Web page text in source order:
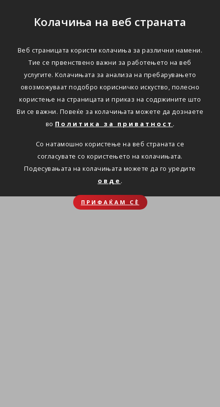
Колачиња на веб страната
Веб страницата користи колачиња за различни намени.
Тие се првенствено важни за работењето на веб
услугите. Колачињата за анализа на пребарувањето
овозможуваат подобро корисничко искуство, полесно
користење на страницата и приказ на содржините што
Ви се важни. Повеќе за колачињата можете да дознаете
во Политика за приватност .
Со натамошно користење на веб страната се
согласувате со користењето на колачињата.
Подесувањата на колачињата можете да го уредите
овде .
ПРИФАЌАМ СЀ